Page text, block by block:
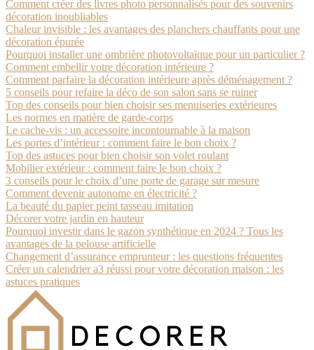
Comment créer des livres photo personnalisés pour des souvenirs
décoration inoubliables
Chaleur invisible : les avantages des planchers chauffants pour une
décoration épurée
Pourquoi installer une ombrière photovoltaïque pour un particulier ?
Comment embellir votre décoration intérieure ?
Comment parfaire la décoration intérieure après déménagement ?
5 conseils pour refaire la déco de son salon sans se ruiner
Top des conseils pour bien choisir ses menuiseries extérieures
Les normes en matière de garde-corps
Le cache-vis : un accessoire incontournable à la maison
Les portes d’intérieur : comment faire le bon choix ?
Top des astuces pour bien choisir son volet roulant
Mobilier extérieur : comment faire le bon choix ?
3 conseils pour le choix d’une porte de garage sur mesure
Comment devenir autonome en électricité ?
La beauté du papier peint tasseau imitation
Décorer votre jardin en hauteur
Pourquoi investir dans le gazon synthétique en 2024 ? Tous les
avantages de la pelouse artificielle
Changement d’assurance emprunteur : les questions fréquentes
Créer un calendrier a3 réussi pour votre décoration maison : les
astuces pratiques